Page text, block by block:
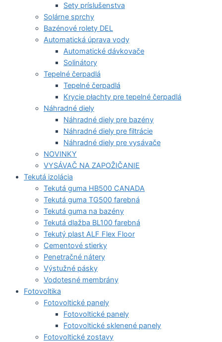
Sety príslušenstva
Solárne sprchy
Bazénové rolety DEL
Automatická úprava vody
Automatické dávkovače
Solinátory
Tepelné čerpadlá
Tepelné čerpadlá
Krycie płachty pre tepelné čerpadlá
Náhradné diely
Náhradné diely pre bazény
Náhradné diely pre filtrácie
Náhradné diely pre vysávače
NOVINKY
VYSÁVAČ NA ZAPOŽIČANIE
Tekutá izolácia
Tekutá guma HB500 CANADA
Tekutá guma TG500 farebná
Tekutá guma na bazény
Tekutá dlažba BL100 farebná
Tekutý plast ALF Flex Floor
Cementové stierky
Penetračné nátery
Výstužné pásky
Vodotesné membrány
Fotovoltika
Fotovoltické panely
Fotovoltické panely
Fotovoltické sklenené panely
Fotovoltické zostavy